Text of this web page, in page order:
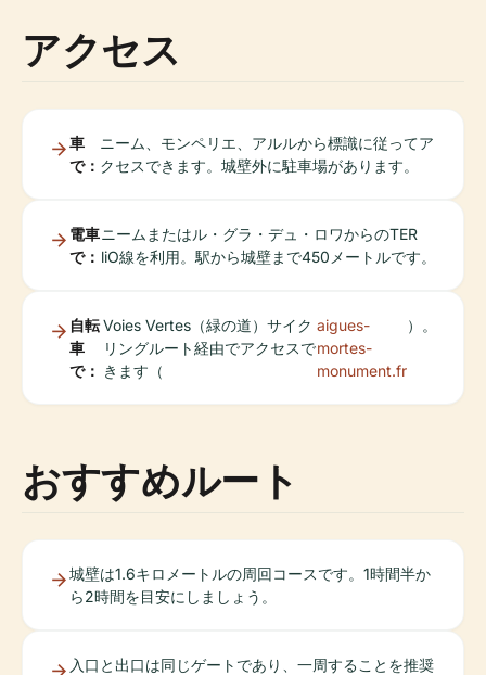
アクセス
車
で：
ニーム、モンペリエ、アルルから標識に従ってア
クセスできます。城壁外に駐車場があります。
電車
で：
ニームまたはル・グラ・デュ・ロワからのTER
liO線を利用。駅から城壁まで450メートルです。
自転
車
で：
Voies Vertes（緑の道）サイク
リングルート経由でアクセスで
きます（
aigues-
mortes-
monument.fr
）。
おすすめルート
城壁は1.6キロメートルの周回コースです。1時間半か
ら2時間を目安にしましょう。
入口と出口は同じゲートであり、一周することを推奨